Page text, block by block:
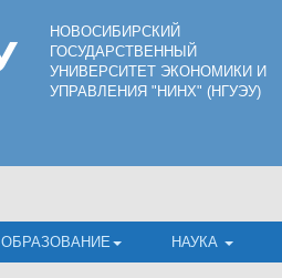
НОВОСИБИРСКИЙ
ГОСУДАРСТВЕННЫЙ
УНИВЕРСИТЕТ ЭКОНОМИКИ И
УПРАВЛЕНИЯ "НИНХ" (НГУЭУ)
ОБРАЗОВАНИЕ НАУКА